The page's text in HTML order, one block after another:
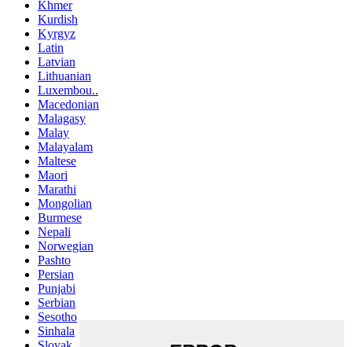
Khmer
Kurdish
Kyrgyz
Latin
Latvian
Lithuanian
Luxembou..
Macedonian
Malagasy
Malay
Malayalam
Maltese
Maori
Marathi
Mongolian
Burmese
Nepali
Norwegian
Pashto
Persian
Punjabi
Serbian
Sesotho
Sinhala